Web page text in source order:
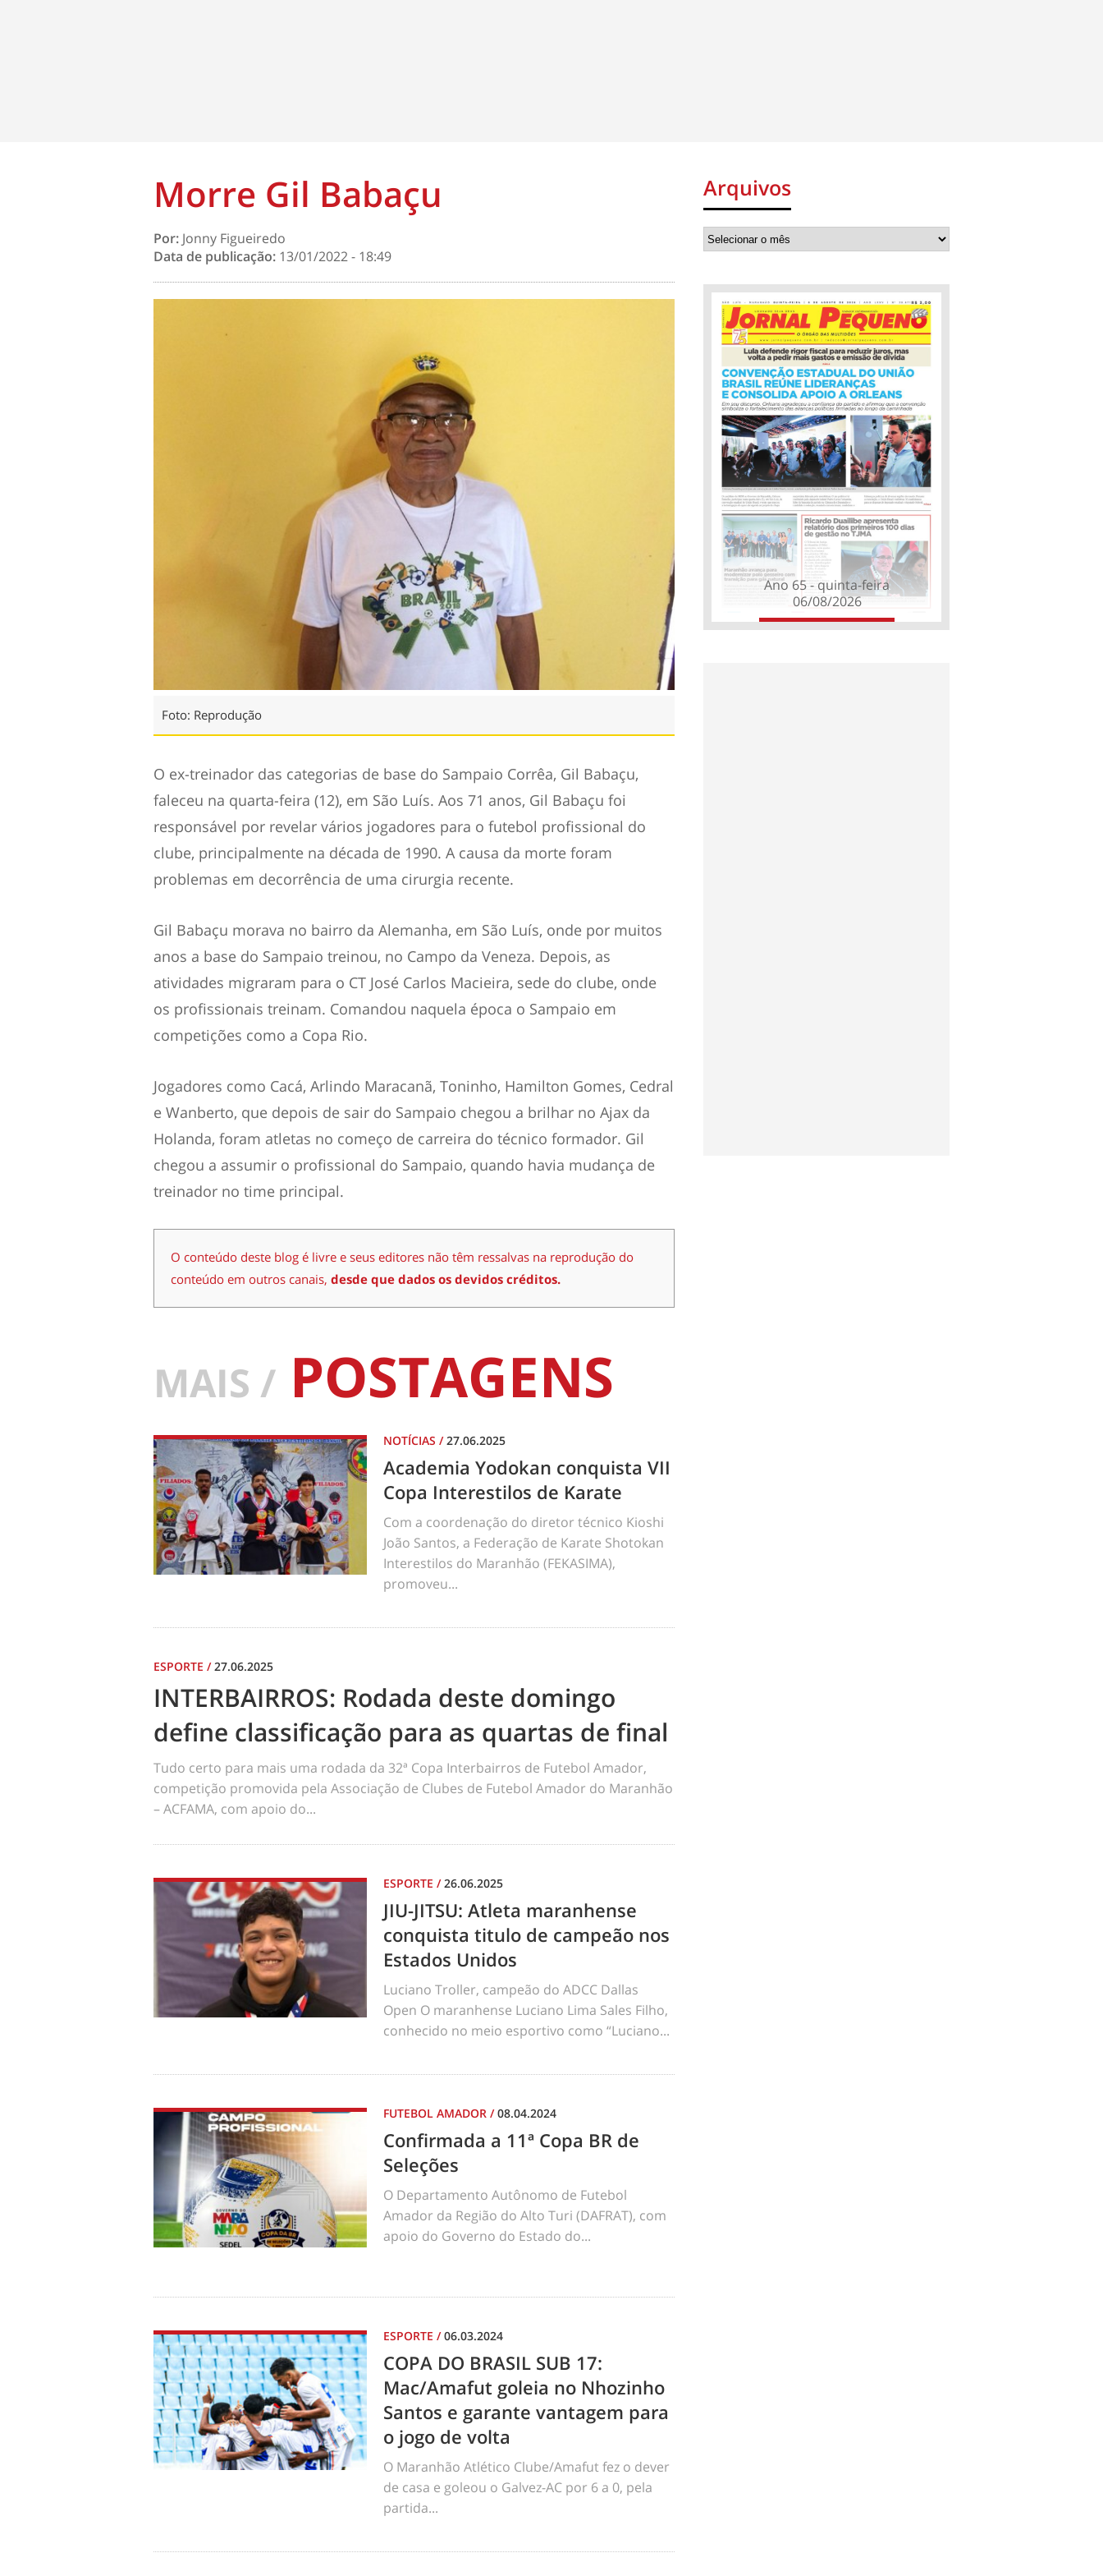
Morre Gil Babaçu
Por: Jonny Figueiredo
Data de publicação: 13/01/2022 - 18:49
Foto: Reprodução
O ex-treinador das categorias de base do Sampaio Corrêa, Gil Babaçu,
faleceu na quarta-feira (12), em São Luís. Aos 71 anos, Gil Babaçu foi
responsável por revelar vários jogadores para o futebol profissional do
clube, principalmente na década de 1990. A causa da morte foram
problemas em decorrência de uma cirurgia recente.
Gil Babaçu morava no bairro da Alemanha, em São Luís, onde por muitos
anos a base do Sampaio treinou, no Campo da Veneza. Depois, as
atividades migraram para o CT José Carlos Macieira, sede do clube, onde
os profissionais treinam. Comandou naquela época o Sampaio em
competições como a Copa Rio.
Jogadores como Cacá, Arlindo Maracanã, Toninho, Hamilton Gomes, Cedral
e Wanberto, que depois de sair do Sampaio chegou a brilhar no Ajax da
Holanda, foram atletas no começo de carreira do técnico formador. Gil
chegou a assumir o profissional do Sampaio, quando havia mudança de
treinador no time principal.
O conteúdo deste blog é livre e seus editores não têm ressalvas na reprodução do
conteúdo em outros canais, desde que dados os devidos créditos.
MAIS / POSTAGENS
NOTÍCIAS /27.06.2025
Academia Yodokan conquista VII
Copa Interestilos de Karate
Com a coordenação do diretor técnico Kioshi
João Santos, a Federação de Karate Shotokan
Interestilos do Maranhão (FEKASIMA),
promoveu...
ESPORTE /27.06.2025
INTERBAIRROS: Rodada deste domingo
define classificação para as quartas de final
Tudo certo para mais uma rodada da 32ª Copa Interbairros de Futebol Amador,
competição promovida pela Associação de Clubes de Futebol Amador do Maranhão
– ACFAMA, com apoio do...
ESPORTE /26.06.2025
JIU-JITSU: Atleta maranhense
conquista titulo de campeão nos
Estados Unidos
Luciano Troller, campeão do ADCC Dallas
Open O maranhense Luciano Lima Sales Filho,
conhecido no meio esportivo como “Luciano...
FUTEBOL AMADOR /08.04.2024
Confirmada a 11ª Copa BR de
Seleções
O Departamento Autônomo de Futebol
Amador da Região do Alto Turi (DAFRAT), com
apoio do Governo do Estado do...
ESPORTE /06.03.2024
COPA DO BRASIL SUB 17:
Mac/Amafut goleia no Nhozinho
Santos e garante vantagem para
o jogo de volta
O Maranhão Atlético Clube/Amafut fez o dever
de casa e goleou o Galvez-AC por 6 a 0, pela
partida...
Arquivos
Ano 65 - quinta-feira
06/08/2026